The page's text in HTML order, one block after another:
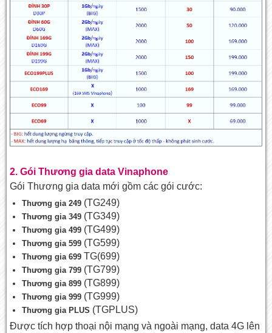
2. Gói Thương gia data Vinaphone
Gói Thương gia data mới gồm các gói cước:
Thương gia 249 (TG249)
Thương gia 349 (TG349)
Thương gia 499 (TG499)
Thương gia 599 (TG599)
Thương gia 699 TG(699)
Thương gia 799 (TG799)
Thương gia 899 (TG899)
Thương gia 999 (TG999)
Thương gia PLUS (TGPLUS)
Được tích hợp thoại nội mạng và ngoài mạng, data 4G lên